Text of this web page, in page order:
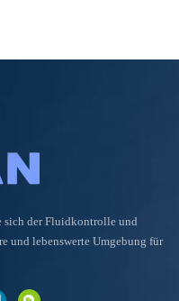
sich der Fluidkontrolle und
und lebenswerte Umgebung für